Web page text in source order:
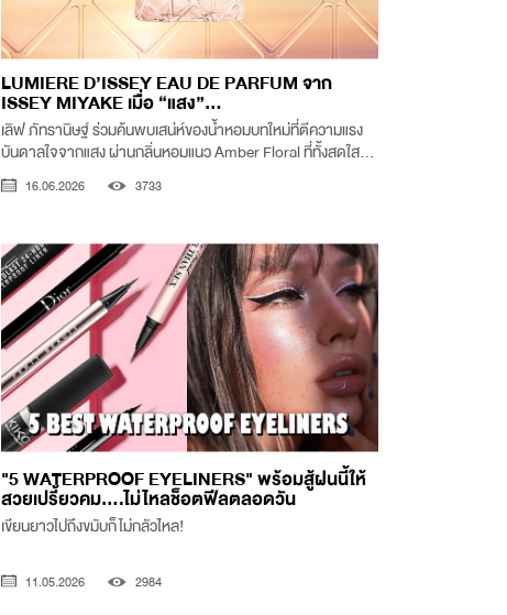
LUMIERE D’ISSEY EAU DE PARFUM จาก
ISSEY MIYAKE เมื่อ “แสง”...
เลิฟ ภัทรานิษฐ์ ร่วมค้นพบเสน่ห์ของน้ำหอมบทใหม่ที่ตีความแรง
บันดาลใจจากแสง ผ่านกลิ่นหอมแนว Amber Floral ที่ทั้งสดใส...
16.06.2026 3733
"5 WATERPROOF EYELINERS" พร้อมสู้ฝนนี้ให้
สวยเปรี้ยวคม....ไม่ไหลช็อตฟีลตลอดวัน
เขียนยาวไปถึงขมับก็ไม่กลัวไหล!
11.05.2026 2984